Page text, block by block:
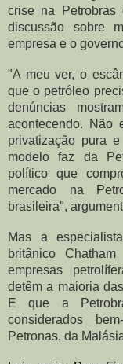
crise na Petrobras
discussão sobre
empresa e o
"A meu ver, o
que o petróleo
denúncias
acontecendo. Não
privatização pura
modelo faz da
político que
mercado na
brasileira",
Mas a
britânico
empresas
detêm a maioria
E que a
considerados
Petronas, da